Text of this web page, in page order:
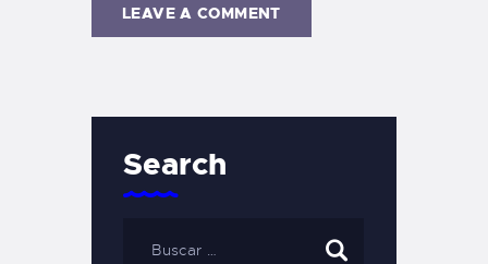
Search